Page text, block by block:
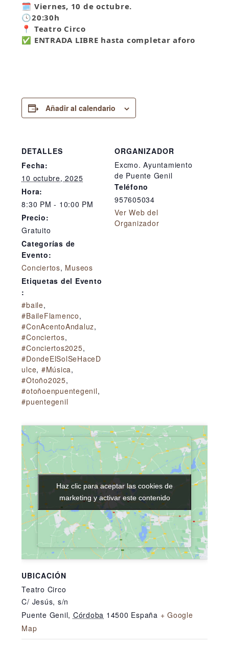
🗓️ Viernes, 10 de octubre.
🕓20:30h
📍 Teatro Circo
✅ ENTRADA LIBRE hasta completar aforo
Añadir al calendario
DETALLES
Fecha:
10 octubre, 2025
Hora:
8:30 PM - 10:00 PM
Precio:
Gratuito
Categorías de
Evento:
Conciertos, Museos
Etiquetas del Evento
:
#baile,
#BaileFlamenco,
#ConAcentoAndaluz,
#Conciertos,
#Conciertos2025,
#DondeElSolSeHaceD
ulce, #Música,
#Otoño2025,
#otoñoenpuentegenil,
#puentegenil
ORGANIZADOR
Excmo. Ayuntamiento
de Puente Genil
Teléfono
957605034
Ver Web del
Organizador
UBICACIÓN
Teatro Circo
C/ Jesús, s/n
Puente Genil, Córdoba 14500 España + Google
Map
Haz clic para aceptar las cookies de
marketing y activar este contenido
Haz clic para aceptar las cookies de
marketing y activar este contenido